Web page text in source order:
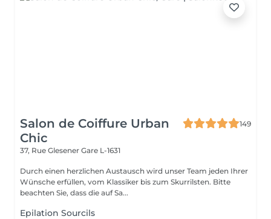
Salon de Coiffure Urban
Chic
149
37, Rue Glesener Gare L-1631
Durch einen herzlichen Austausch wird unser Team jeden Ihrer
Wünsche erfüllen, vom Klassiker bis zum Skurrilsten. Bitte
beachten Sie, dass die auf Sa...
Epilation Sourcils